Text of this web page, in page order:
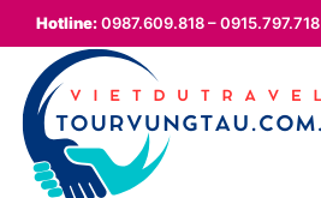
Hotline:0987.609.818 – 0915.797.718